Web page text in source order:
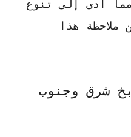
أدى إلى تنوع
ملاحظة هذا
شرق وجنوب